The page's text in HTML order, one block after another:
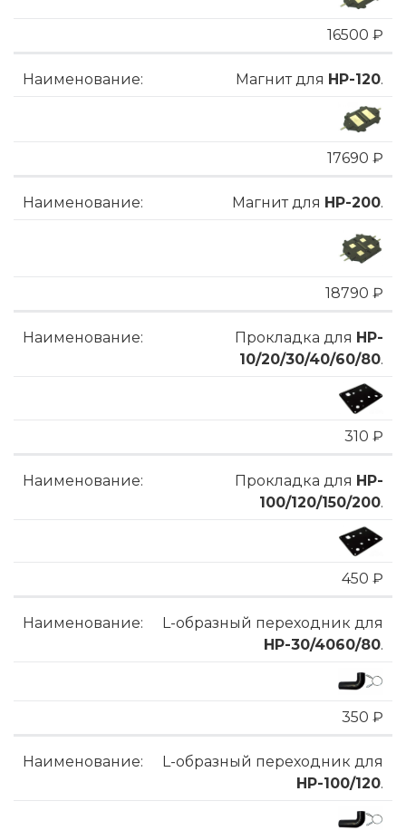
16500 ₽
Магнит для HP-120.
17690 ₽
Магнит для HP-200.
18790 ₽
Прокладка для HP-
10/20/30/40/60/80.
310 ₽
Прокладка для HP-
100/120/150/200.
450 ₽
L-образный переходник для
HP-30/4060/80.
350 ₽
L-образный переходник для
HP-100/120.